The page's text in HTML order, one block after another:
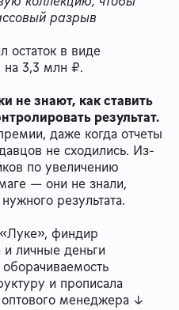
разрыв
остаток в виде
на 3,3 млн ₽.
не знают, как ставить
результат.
даже когда отчеты
не сходились. Из-
по увеличению
— они не знали,
результата.
финдир
и личные деньги
и прописала
менеджера ↓